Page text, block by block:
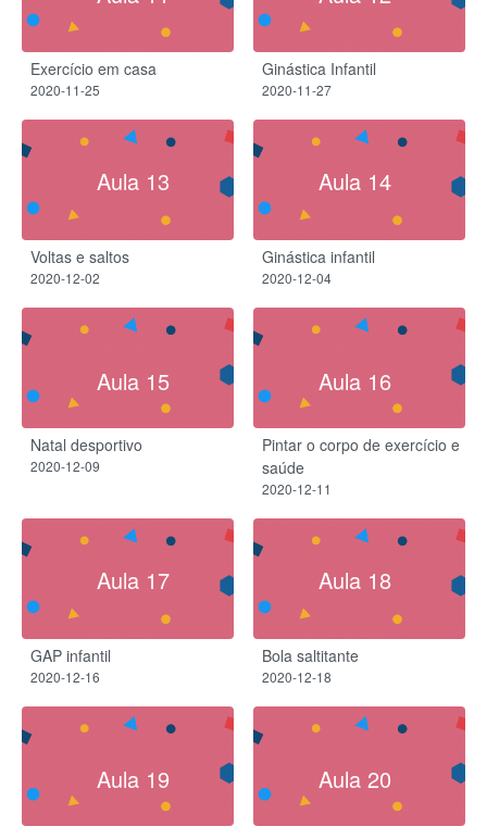
Exercício em casa
2020-11-25
Ginástica Infantil
2020-11-27
Aula 13
Voltas e saltos
2020-12-02
Aula 14
Ginástica infantil
2020-12-04
Aula 15
Natal desportivo
2020-12-09
Aula 16
Pintar o corpo de exercício e
saúde
2020-12-11
Aula 17
GAP infantil
2020-12-16
Aula 18
Bola saltitante
2020-12-18
Aula 19 Aula 20